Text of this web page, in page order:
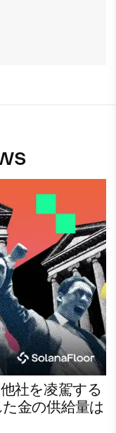
社を凌駕する
金の供給量は